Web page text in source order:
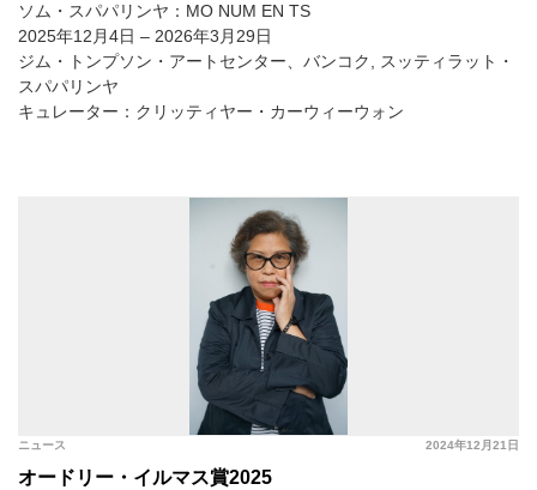
ソム・スパパリンヤ：MO NUM EN TS
2025年12月4日 – 2026年3月29日
ジム・トンプソン・アートセンター、バンコク, スッティラット・
スパパリンヤ
キュレーター：クリッティヤー・カーウィーウォン
2024年12月21日
ニュース
オードリー・イルマス賞2025